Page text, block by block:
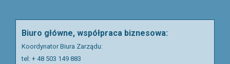
Biuro główne, współpraca biznesowa:
Koordynator Biura Zarządu:
tel: + 48 503 149 883